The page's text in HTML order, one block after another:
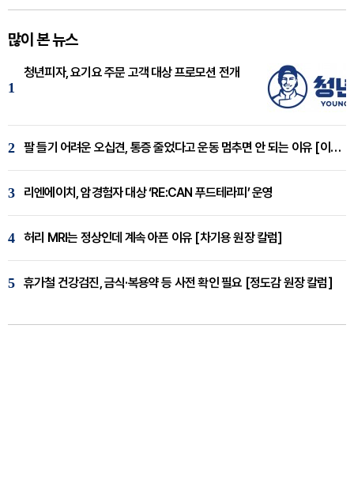
많이 본 뉴스
1
청년피자, 요기요 주문 고객 대상 프로모션 전개
2 팔 들기 어려운 오십견, 통증 줄었다고 운동 멈추면 안 되는 이유 [이병욱 원장 칼럼]
3 리엔에이치, 암경험자 대상 ‘RE:CAN 푸드테라피’ 운영
4 허리 MRI는 정상인데 계속 아픈 이유 [차기용 원장 칼럼]
5 휴가철 건강검진, 금식·복용약 등 사전 확인 필요 [정도감 원장 칼럼]